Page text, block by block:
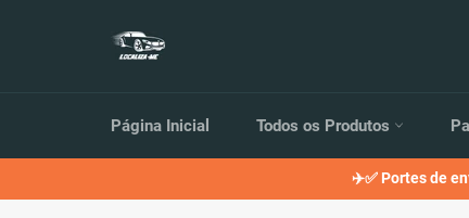
Página Inicial Todos os Produtos
✈️✅ Portes de